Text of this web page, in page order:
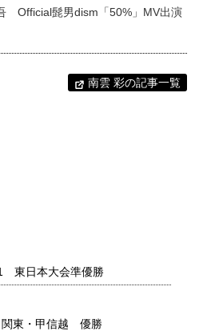
Official髭男dism「50%」MV出演
南雲 彩の記事一覧
東日本大会準優勝
東・甲信越 優勝